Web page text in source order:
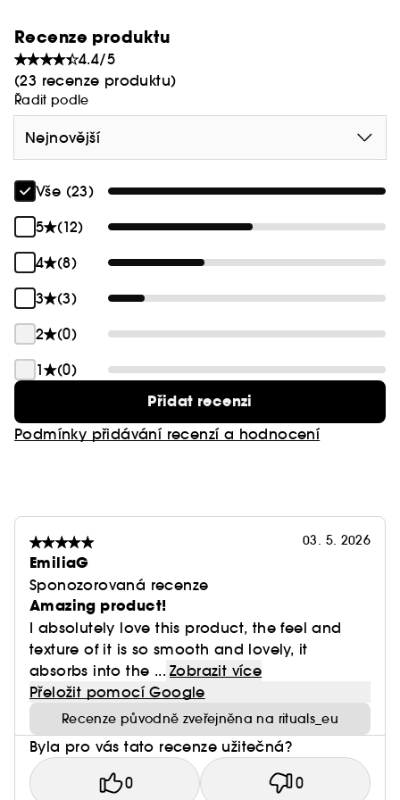
pěnu pro jemnou, hebkou a nádherně
provoněnou pokožku.
Recenze produktu
4.4/5
(23 recenze produktu)
Řadit podle
Nejnovější
Vše (23)
5
(12)
4
(8)
3
(3)
2
(0)
1
(0)
Přidat recenzi
Podmínky přidávání recenzí a hodnocení
03. 5. 2026
EmiliaG
Sponozorovaná recenze
Amazing product!
I absolutely love this product, the feel and
texture of it is so smooth and lovely, it
absorbs into the ... Zobrazit více
Přeložit pomocí Google
Recenze původně zveřejněna na rituals_eu
Byla pro vás tato recenze užitečná?
0 0